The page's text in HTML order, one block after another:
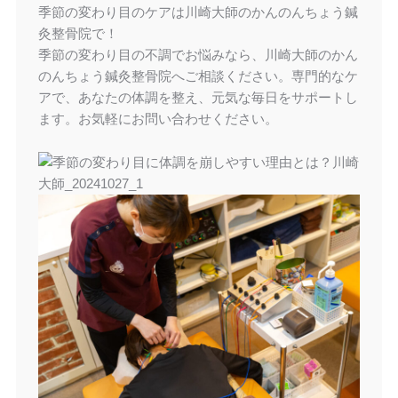
季節の変わり目のケアは川崎大師のかんのんちょう鍼
灸整骨院で！
季節の変わり目の不調でお悩みなら、川崎大師のかん
のんちょう鍼灸整骨院へご相談ください。専門的なケ
アで、あなたの体調を整え、元気な毎日をサポートし
ます。お気軽にお問い合わせください。